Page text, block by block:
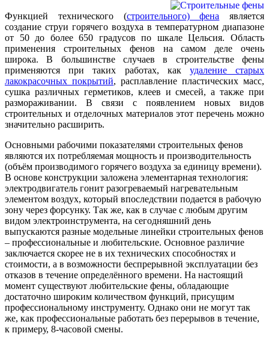
Функцией технического (строительного) фена является
создание струи горячего воздуха в температурном диапазоне
от 50 до более 650 градусов по шкале Цельсия. Область
применения строительных фенов на самом деле очень
широка. В большинстве случаев в строительстве фены
применяются при таких работах, как удаление старых
лакокрасочных покрытий, расплавление пластических масс,
сушка различных герметиков, клеев и смесей, а также при
размораживании. В связи с появлением новых видов
строительных и отделочных материалов этот перечень можно
значительно расширить.
Основными рабочими показателями строительных фенов
являются их потребляемая мощность и производительность
(объём производимого горячего воздуха за единицу времени).
В основе конструкции заложена элементарная технология:
электродвигатель гонит разогреваемый нагревательным
элементом воздух, который впоследствии подается в рабочую
зону через форсунку. Так же, как в случае с любым другим
видом электроинструмента, на сегодняшний день
выпускаются разные модельные линейки строительных фенов
– профессиональные и любительские. Основное различие
заключается скорее не в их технических способностях и
стоимости, а в возможности беспрерывной эксплуатации без
отказов в течение определённого времени. На настоящий
момент существуют любительские фены, обладающие
достаточно широким количеством функций, присущим
профессиональному инструменту. Однако они не могут так
же, как профессиональные работать без перерывов в течение,
к примеру, 8-часовой смены.